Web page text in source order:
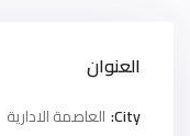
العنوان
City: العاصمة الادارية